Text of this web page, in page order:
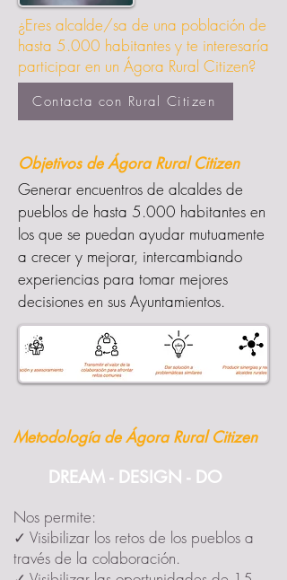
¿Eres alcalde/sa de una población de
hasta 5.000 habitantes y te interesaría
participar en un Ágora Rural Citizen?
Contacta con Rural Citizen
Objetivos de Ágora Rural Citizen
Generar encuentros de alcaldes de
pueblos de hasta 5.000 habitantes en
los que se puedan ayudar mutuamente
a crecer y mejorar, intercambiando
experiencias para tomar mejores
decisiones en sus Ayuntamientos.
Metodología de Ágora Rural Citizen
DREAM - DESIGN - DO
Nos permite:
✓ Visibilizar los retos de los pueblos a
través de la colaboración.